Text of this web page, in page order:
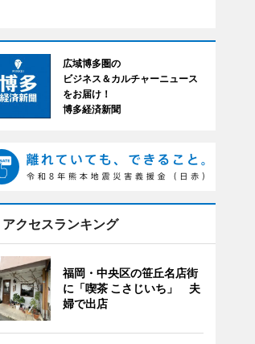
広域博多圏の
ビジネス＆カルチャーニュース
をお届け！
博多経済新聞
アクセスランキング
福岡・中央区の笹丘名店街
に「喫茶 こさじいち」 夫
婦で出店